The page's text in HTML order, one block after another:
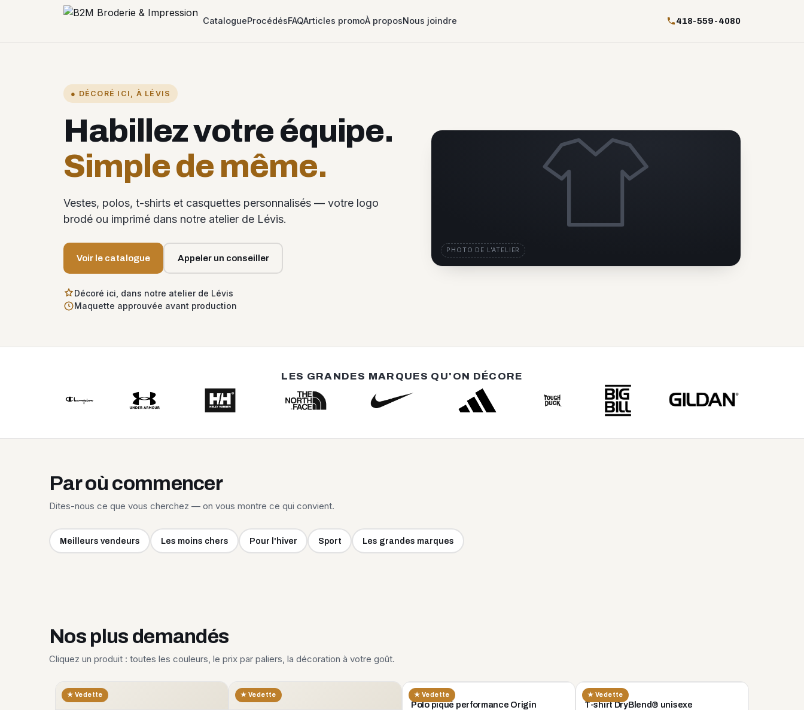
CatalogueProcédésFAQArticles promoÀ proposNous joindre 418-559-4080
● DÉCORÉ ICI, À LÉVIS
Habillez votre équipe.
Simple de même.
Vestes, polos, t-shirts et casquettes personnalisés — votre logo
brodé ou imprimé dans notre atelier de Lévis.
Voir le catalogue Appeler un conseiller
Décoré ici, dans notre atelier de Lévis
Maquette approuvée avant production
PHOTO DE L'ATELIER
LES GRANDES MARQUES QU'ON DÉCORE
Par où commencer
Dites-nous ce que vous cherchez — on vous montre ce qui convient.
Meilleurs vendeurs Les moins chers Pour l'hiver Sport Les grandes marques
Nos plus demandés
Cliquez un produit : toutes les couleurs, le prix par paliers, la décoration à votre goût.
★ Vedette ★ Vedette ★ Vedette
CORE 365
Polo piqué performance Origin
★ Vedette
GILDAN
T-shirt DryBlend® unisexe